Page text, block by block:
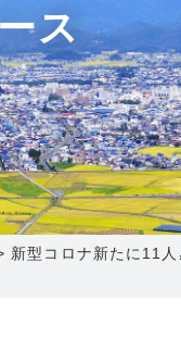
210-1200
8252
県福島市御山字一本松17-1-
0120-173-577
営業時間 9:15～18:00
ス
新型コロナ新たに11